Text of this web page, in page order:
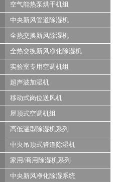
空气能热泵烘干机组
中央新风管道除湿机
全热交换新风除湿机
全热交换新风净化除湿机
实验室专用空调机组
超声波加湿机
移动式岗位送风机
屋顶式空调机组
高低温型除湿机系列
中央吊顶式管道除湿机
家用/商用除湿机系列
中央新风净化除湿系统